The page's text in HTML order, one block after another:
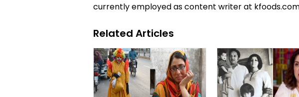
currently employed as content writer at
Related Articles